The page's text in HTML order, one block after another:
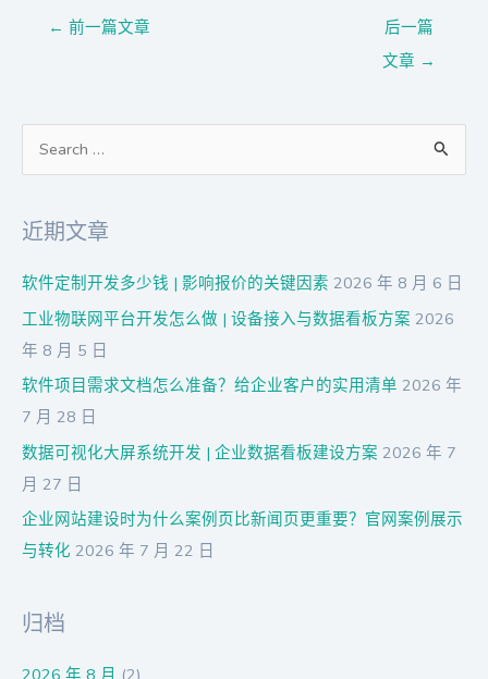
← 前一篇文章
后一篇
文章 →
：
近期文章
软件定制开发多少钱 | 影响报价的关键因素 2026 年 8 月 6 日
工业物联网平台开发怎么做 | 设备接入与数据看板方案 2026
年 8 月 5 日
软件项目需求文档怎么准备？给企业客户的实用清单 2026 年
7 月 28 日
数据可视化大屏系统开发 | 企业数据看板建设方案 2026 年 7
月 27 日
企业网站建设时为什么案例页比新闻页更重要？官网案例展示
与转化 2026 年 7 月 22 日
归档